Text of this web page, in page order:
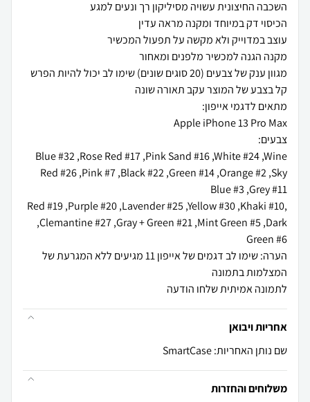
מגוון ענק של צבעים (20 סוגים שונים) שימו לב יכול להיות הפרש
Blue #32 ,Rose Red #17 ,Pink Sand #16 ,White #24 ,Wine
Red #26 ,Pink #7 ,Black #22 ,Green #14 ,Orange #2 ,Sky
,Red #19 ,Purple #20 ,Lavender #25 ,Yellow #30 ,Khaki #10
,Clemantine #27 ,Gray + Green #21 ,Mint Green #5 ,Dark
הערה: שימו לב דגמים של אייפון 11 מגיעים ללא המגרעת של
לתמונה אמיתית שלחו הודעה
אחריות ויבואן
שם נותן האחריות: SmartCase
משלוחים והחזרות